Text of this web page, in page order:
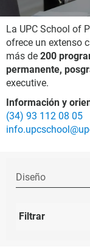
La UPC School of
ofrece un extenso
más de 200
permanente,
executive.
Información y
(34) 93 112 08 05
Filtrar